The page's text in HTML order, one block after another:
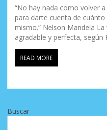
“No hay nada como volver
para darte cuenta de
mismo.” Nelson Mandela
agradable y perfecta, según
READ MORE
Buscar